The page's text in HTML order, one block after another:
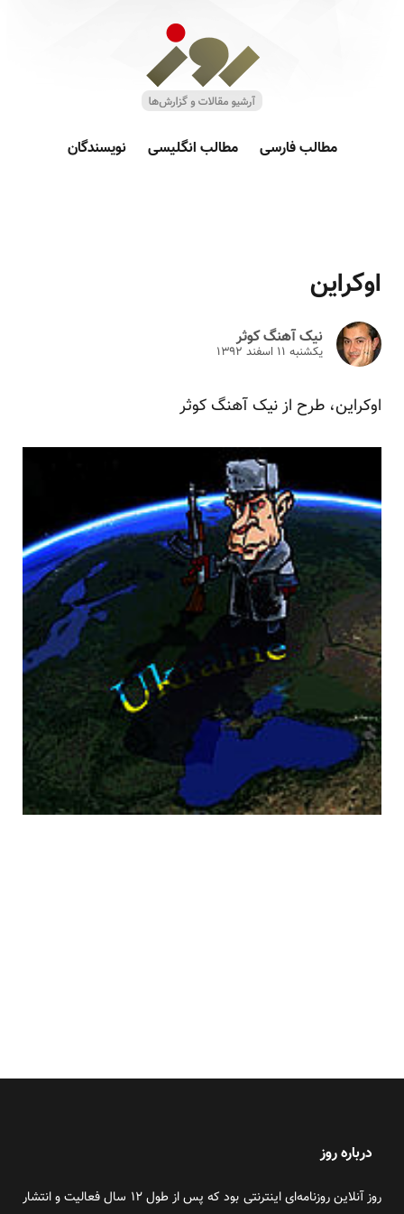
مطالب فارسی مطالب انگلیسی نویسندگان
اوکراین
نیک آهنگ کوثر
یکشنبه ۱۱ اسفند ۱۳۹۲
اوکراین، طرح از نیک آهنگ کوثر
درباره روز
روز آنلاین روزنامه‌ای اینترنتی بود که پس از طول ۱۲ سال فعالیت و انتشار